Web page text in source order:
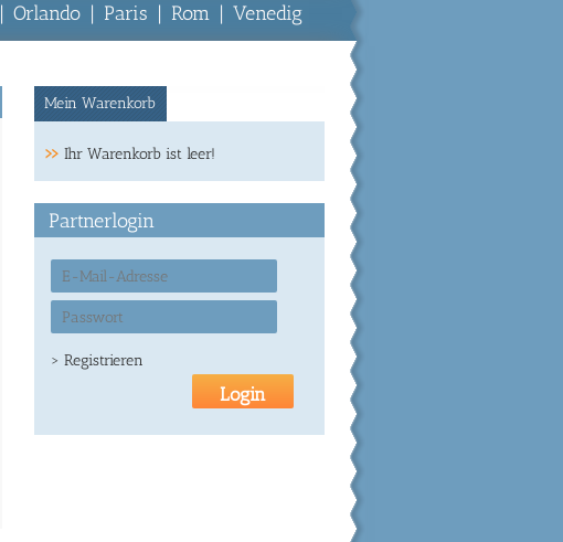
| Orlando | Paris | Rom | Venedig
Mein Warenkorb
Ihr Warenkorb ist leer!
Partnerlogin
> Registrieren